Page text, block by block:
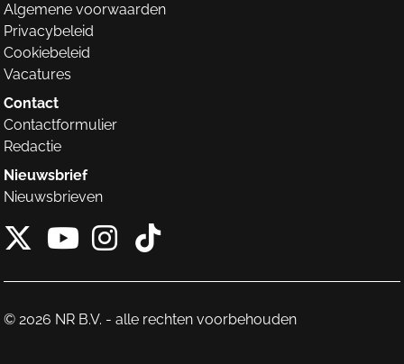
Algemene voorwaarden
Privacybeleid
Cookiebeleid
Vacatures
Contact
Contactformulier
Redactie
Nieuwsbrief
Nieuwsbrieven
X van NieuwRechts
Instagram van
Tiktok van
© 2026 NR B.V. - alle rechten voorbehouden